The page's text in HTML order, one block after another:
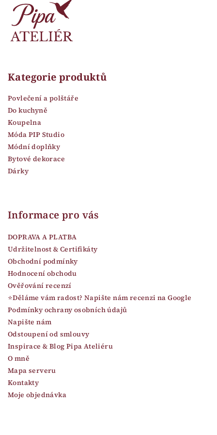
Kategorie produktů
Povlečení a polštáře
Do kuchyně
Koupelna
Móda PIP Studio
Módní doplňky
Bytové dekorace
Dárky
Informace pro vás
DOPRAVA A PLATBA
Udržitelnost & Certifikáty
Obchodní podmínky
Hodnocení obchodu
Ověřování recenzí
⭐Děláme vám radost? Napište nám recenzi na Google
Podmínky ochrany osobních údajů
Napište nám
Odstoupení od smlouvy
Inspirace & Blog Pipa Ateliéru
O mně
Mapa serveru
Kontakty
Moje objednávka